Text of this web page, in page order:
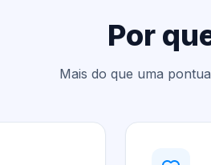
Por
Mais do que uma